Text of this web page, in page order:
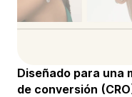
Diseñado para una
de conversión